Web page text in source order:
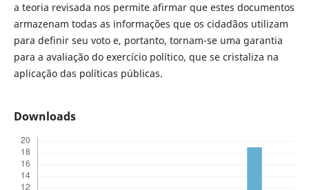
a teoria revisada nos permite afirmar que estes documentos
armazenam todas as informações que os cidadãos utilizam
para definir seu voto e, portanto, tornam-se uma garantia
para a avaliação do exercício político, que se cristaliza na
aplicação das políticas públicas.
Downloads